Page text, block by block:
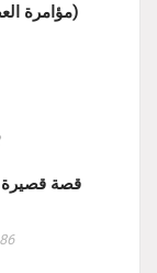
(مؤامرة
قصة قصيرة